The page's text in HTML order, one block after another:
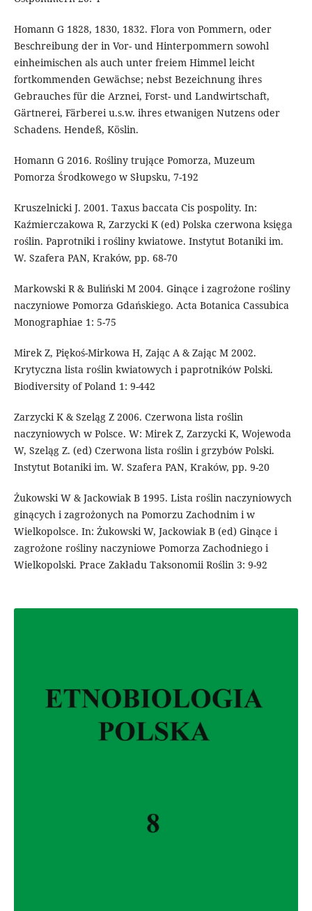
Homann G 1828, 1830, 1832. Flora von Pommern, oder
Beschreibung der in Vor- und Hinterpommern sowohl
einheimischen als auch unter freiem Himmel leicht
fortkommenden Gewächse; nebst Bezeichnung ihres
Gebrauches für die Arznei, Forst- und Landwirtschaft,
Gärtnerei, Färberei u.s.w. ihres etwanigen Nutzens oder
Schadens. Hendeß, Köslin.
Homann G 2016. Rośliny trujące Pomorza, Muzeum
Pomorza Środkowego w Słupsku, 7-192
Kruszelnicki J. 2001. Taxus baccata Cis pospolity. In:
Kaźmierczakowa R, Zarzycki K (ed) Polska czerwona księga
roślin. Paprotniki i rośliny kwiatowe. Instytut Botaniki im.
W. Szafera PAN, Kraków, pp. 68-70
Markowski R & Buliński M 2004. Ginące i zagrożone rośliny
naczyniowe Pomorza Gdańskiego. Acta Botanica Cassubica
Monographiae 1: 5-75
Mirek Z, Piękoś-Mirkowa H, Zając A & Zając M 2002.
Krytyczna lista roślin kwiatowych i paprotników Polski.
Biodiversity of Poland 1: 9-442
Zarzycki K & Szeląg Z 2006. Czerwona lista roślin
naczyniowych w Polsce. W: Mirek Z, Zarzycki K, Wojewoda
W, Szeląg Z. (ed) Czerwona lista roślin i grzybów Polski.
Instytut Botaniki im. W. Szafera PAN, Kraków, pp. 9-20
Żukowski W & Jackowiak B 1995. Lista roślin naczyniowych
ginących i zagrożonych na Pomorzu Zachodnim i w
Wielkopolsce. In: Żukowski W, Jackowiak B (ed) Ginące i
zagrożone rośliny naczyniowe Pomorza Zachodniego i
Wielkopolski. Prace Zakładu Taksonomii Roślin 3: 9-92